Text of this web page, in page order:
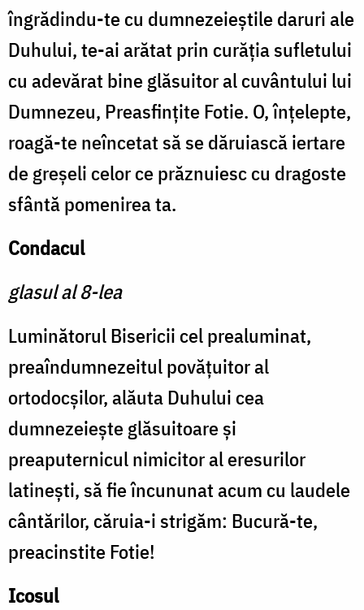
îngrădindu-te cu dumnezeieștile daruri ale
Duhului, te-ai arătat prin curăția sufletului
cu adevărat bine glăsuitor al cuvântului lui
Dumnezeu, Preasfințite Fotie. O, înțelepte,
roagă-te neîncetat să se dăruiască iertare
de greșeli celor ce prăznuiesc cu dragoste
sfântă pomenirea ta.
Condacul
glasul al 8-lea
Luminătorul Bisericii cel prealuminat,
preaîndumnezeitul povățuitor al
ortodocșilor, alăuta Duhului cea
dumnezeiește glăsuitoare și
preaputernicul nimicitor al eresurilor
latinești, să fie încununat acum cu laudele
cântărilor, căruia-i strigăm: Bucură-te,
preacinstite Fotie!
Icosul